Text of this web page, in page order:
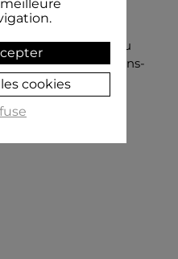
85 50 00 du lundi au
contact@les-tampons-
cookies